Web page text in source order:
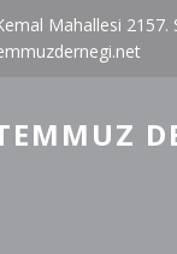
Mahallesi 2157.